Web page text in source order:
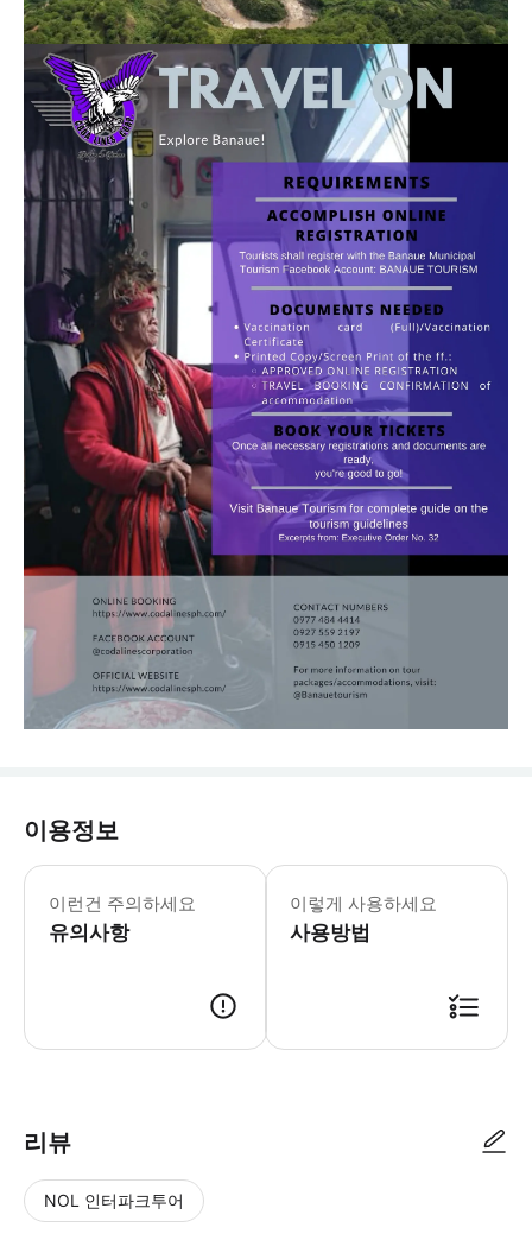
이용정보
이런건 주의하세요
유의사항
- 여행 필수 조건 ① 이메일로 제공되
- 수하물 정보 * 승객 1인당 일반 사
- 이용요건 * 만 3세 초과 아동은 성
- 예약확정 * 영업일 기준 1일 이내에
이렇게 사용하세요
사용방법
리뷰
NOL 인터파크투어